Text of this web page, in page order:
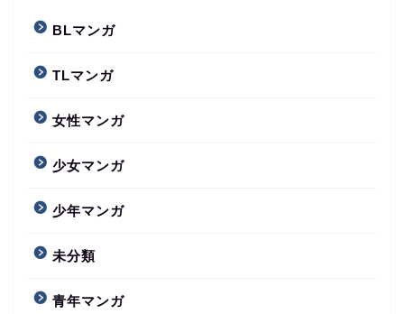
BLマンガ
TLマンガ
女性マンガ
少女マンガ
少年マンガ
未分類
青年マンガ